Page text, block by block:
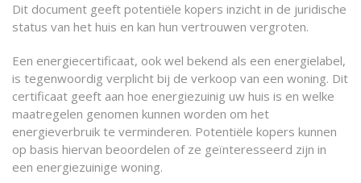
Dit document geeft potentiële kopers inzicht in de juridische
status van het huis en kan hun vertrouwen vergroten.
Een energiecertificaat, ook wel bekend als een energielabel,
is tegenwoordig verplicht bij de verkoop van een woning. Dit
certificaat geeft aan hoe energiezuinig uw huis is en welke
maatregelen genomen kunnen worden om het
energieverbruik te verminderen. Potentiële kopers kunnen
op basis hiervan beoordelen of ze geïnteresseerd zijn in
een energiezuinige woning.